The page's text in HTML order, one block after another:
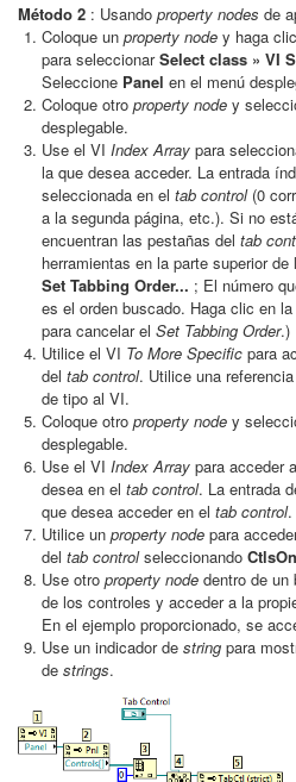
Método 2 : Usando property nodes de
Coloque un property node y haga
para seleccionarSelect class » VI
Seleccione Panel en el menú
Coloque otro property node y
desplegable.
Use el VI Index Array para
la que desea acceder. La entrada
seleccionada en el tab control(0
a la segunda página, etc.). Si no
encuentran las pestañas del tab
herramientas en la parte superior
Set Tabbing Order... ; El número
es el orden buscado. Haga clic en
para cancelar el Set Tabbing Order.)
Utilice el VI To More Specific para
del tab control. Utilice una
de tipo al VI.
Coloque otro property node y
desplegable.
Use el VI Index Array para acceder
desea en el tab control. La entrada
que desea acceder en el tab control.
Utilice un property node para
del tab controlseleccionando
Use otro property node dentro de un
de los controles y acceder a la
En el ejemplo proporcionado, se
Use un indicador de string para
de strings.